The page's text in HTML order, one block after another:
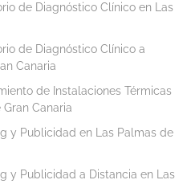
de Diagnóstico Clínico en Las
de Diagnóstico Clínico a
Canaria
de Instalaciones Térmicas
Canaria
y Publicidad en Las Palmas de
y Publicidad a Distancia en Las